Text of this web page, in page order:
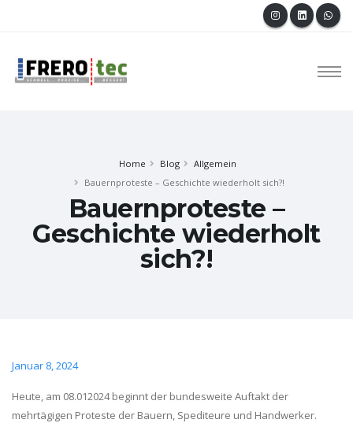
Home Blog
Allgemein
Bauernproteste – Geschichte wiederholt sich?!
Bauernproteste –
Geschichte wiederholt
sich?!
Januar 8, 2024
Heute, am 08.012024 beginnt der bundesweite Auftakt der
mehrtägigen Proteste der Bauern, Spediteure und Handwerker.